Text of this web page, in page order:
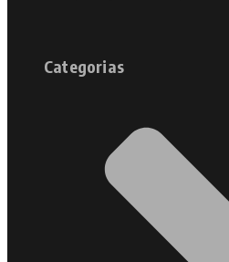
Categorias